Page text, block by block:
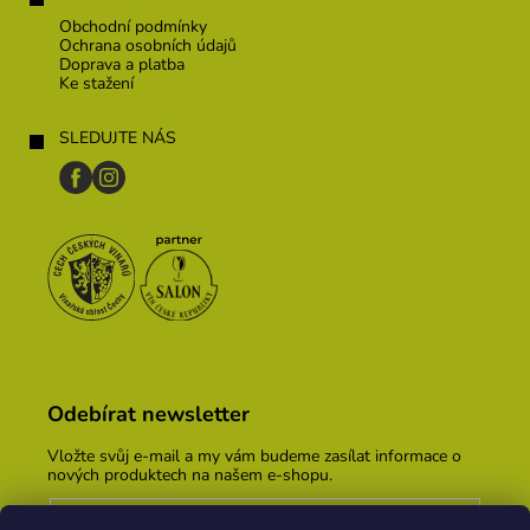
Obchodní podmínky
Ochrana osobních údajů
Doprava a platba
Ke stažení
SLEDUJTE NÁS
Odebírat newsletter
Vložte svůj e-mail a my vám budeme zasílat informace o
nových produktech na našem e-shopu.